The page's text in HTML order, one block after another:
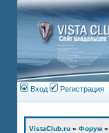
Вход Регистрация
VistaClub.ru » Форум »